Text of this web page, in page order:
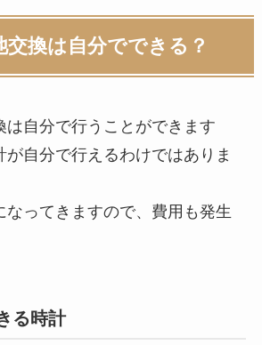
交換は自分でできる？
は自分で行うことができます
が自分で行えるわけではありま
なってきますので、費用も発生
る時計